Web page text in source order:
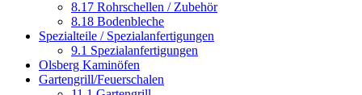
8.17 Rohrschellen / Zubehör
8.18 Bodenbleche
Spezialteile / Spezialanfertigungen
9.1 Spezialanfertigungen
Olsberg Kaminöfen
Gartengrill/Feuerschalen